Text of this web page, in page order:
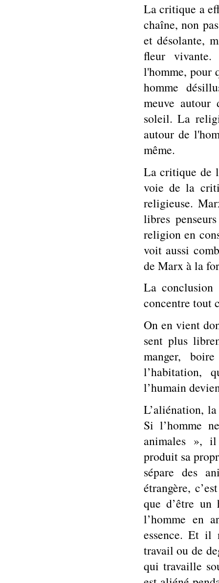
La critique a
chaîne, non
et désolante,
fleur
l'homme, pour
homme
meuve
soleil. La
autour de
même.
La critique de
voie de la
religieuse.
libres
religion en
voit aussi
de Marx à la
La conclusion
concentre tout
On en vient
sent plus
manger,
l’habitation,
l’humain
L’aliénation,
Si l’homme
animales », il
produit sa
sépare des
étrangère,
que d’être un
l’homme en
essence. Et il
travail ou de
qui travaille